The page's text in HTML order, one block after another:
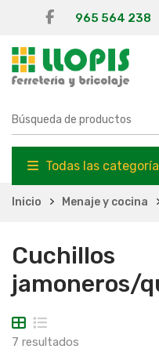
965 564 238
Todas las
Inicio Menaje y cocina
Cuchillos
jamoneros/
7 resultados